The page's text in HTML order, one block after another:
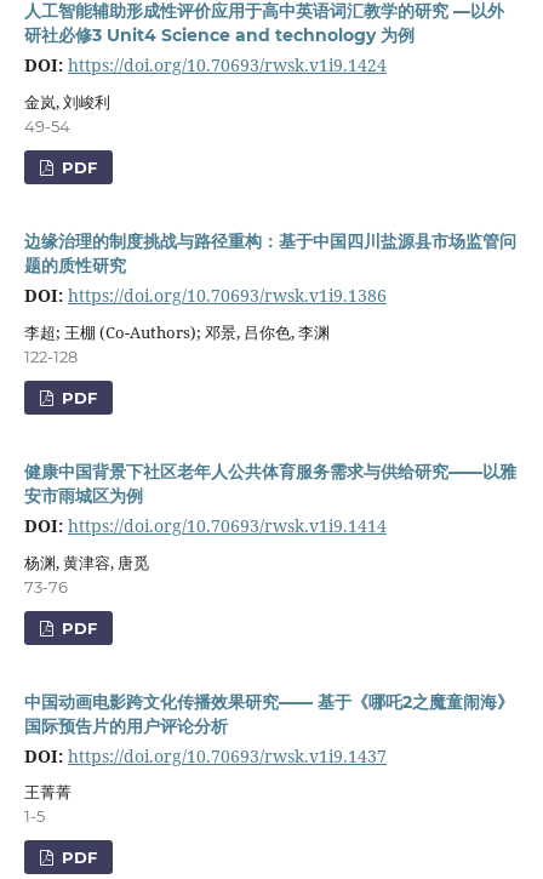
人工智能辅助形成性评价应用于高中英语词汇教学的研究 —以外
研社必修3 Unit4 Science and technology 为例
DOI: https://doi.org/10.70693/rwsk.v1i9.1424
金岚, 刘峻利
49-54
PDF
边缘治理的制度挑战与路径重构：基于中国四川盐源县市场监管问
题的质性研究
DOI: https://doi.org/10.70693/rwsk.v1i9.1386
李超; 王棚 (Co-Authors); 邓景, 吕你色, 李渊
122-128
PDF
健康中国背景下社区老年人公共体育服务需求与供给研究——以雅
安市雨城区为例
DOI: https://doi.org/10.70693/rwsk.v1i9.1414
杨渊, 黄津容, 唐觅
73-76
PDF
中国动画电影跨文化传播效果研究—— 基于《哪吒2之魔童闹海》
国际预告片的用户评论分析
DOI: https://doi.org/10.70693/rwsk.v1i9.1437
王菁菁
1-5
PDF